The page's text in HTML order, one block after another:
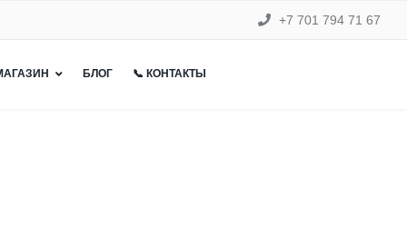
+7 701 794 71 67
БЛОГ 📞 КОНТАКТЫ